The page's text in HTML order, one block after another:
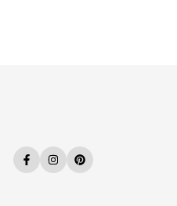
Facebook
InstagramPinterest